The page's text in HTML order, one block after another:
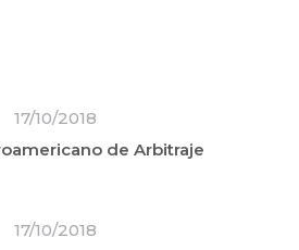
17/10/2018
de Arbitraje
17/10/2018